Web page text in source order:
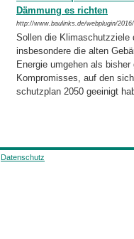
Dämmung es richten
http://www.baulinks.de/webplugin/
Sollen die Klimaschutzziele
insbesondere die alten
Energie umgehen als
Kompromisses, auf den
schutzplan 2050 geeinigt
Datenschutz